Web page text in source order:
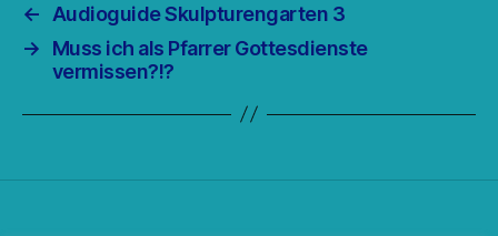
←
Audioguide Skulpturengarten 3
→
Muss ich als Pfarrer Gottesdienste
vermissen?!?